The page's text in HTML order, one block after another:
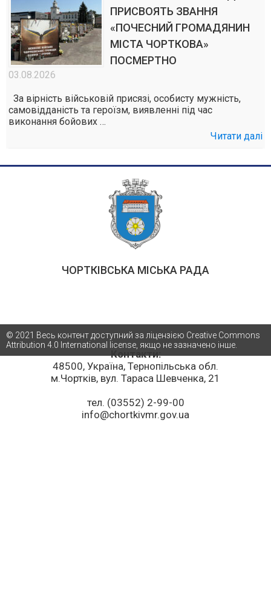
ПРИСВОЯТЬ ЗВАННЯ
«ПОЧЕСНИЙ ГРОМАДЯНИН
МІСТА ЧОРТКОВА»
ПОСМЕРТНО
03.08.2026
За вірність військовій присязі, особисту мужність,
самовідданість та героїзм, виявленні під час
виконання бойових …
Читати далі
ЧОРТКІВСЬКА МІСЬКА РАДА
Контакти:
48500, Україна, Тернопільська обл.
м.Чортків, вул. Тараса Шевченка, 21
тел. (03552) 2-99-00
info@chortkivmr.gov.ua
© 2021 Весь контент доступний за ліцензією Creative Commons
Attribution 4.0 International license, якщо не зазначено інше.